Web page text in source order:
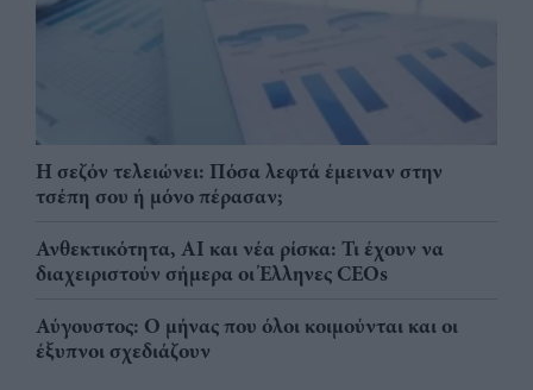
Η σεζόν τελειώνει: Πόσα λεφτά έμειναν στην
τσέπη σου ή μόνο πέρασαν;
Ανθεκτικότητα, AI και νέα ρίσκα: Τι έχουν να
διαχειριστούν σήμερα οι Έλληνες CEOs
Αύγουστος: Ο μήνας που όλοι κοιμούνται και οι
έξυπνοι σχεδιάζουν